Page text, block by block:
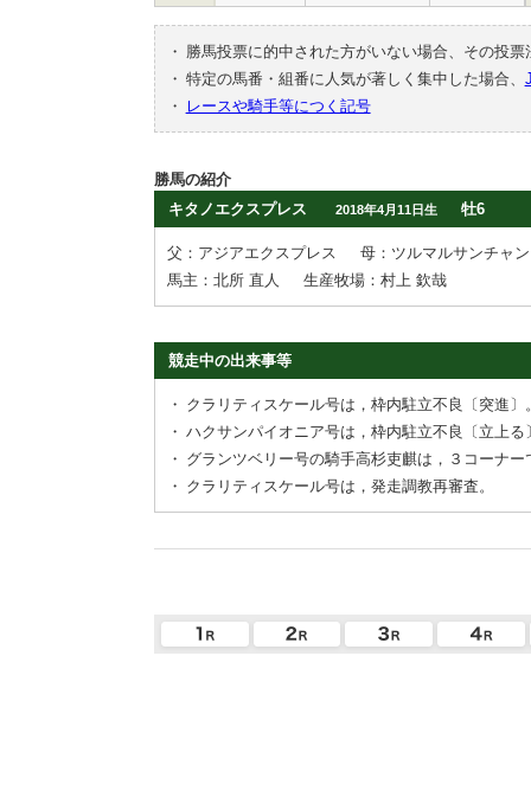
・
勝馬投票に的中された方がいない場合、その投
・ 特定の馬番・組番に人気が著しく集中した場合、
・
レースや騎手等につく記号
勝馬の紹介
キタノエクスプレス
2018年4月11日生 牡6
父：アジアエクスプレス
母：ツルマルサンチャン
馬主：北所 直人
生産牧場：村上 欽哉
競走中の出来事等
・ クラリティスケール号は，枠内駐立不良〔突進
・ ハクサンパイオニア号は，枠内駐立不良〔立上る
・ グランツベリー号の騎手高杉吏麒は，３コーナ
・ クラリティスケール号は，発走調教再審査。